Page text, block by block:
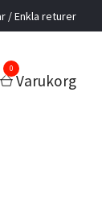
/ Enkla returer
0
Varukorg